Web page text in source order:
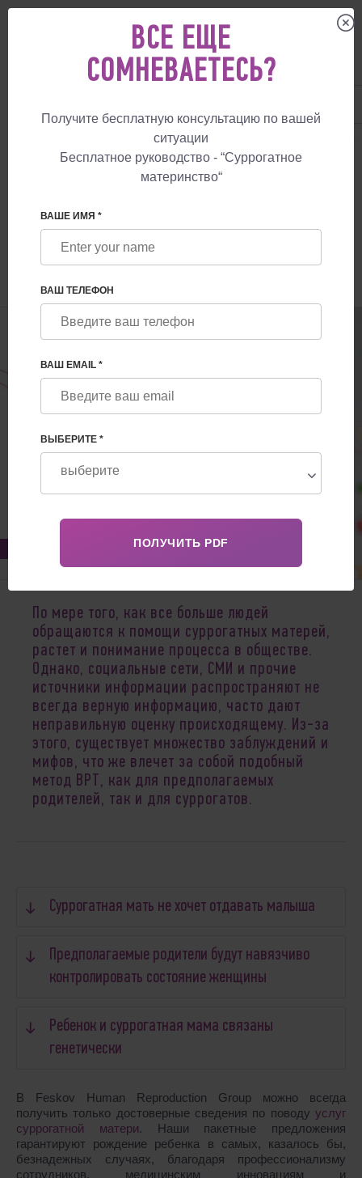
СУРРОГАТНОЕ МАТЕРИНСТВО БЛОГ
ОШИБОЧНЫЕ ПРЕДСТАВЛЕНИЯ СМИ О
СУРРОГАТНОМ МАТЕРИНСТВЕ
По мере того, как все больше людей
обращаются к помощи суррогатных матерей,
растет и понимание процесса в обществе.
Однако, социальные сети, СМИ и прочие
источники информации распространяют не
всегда верную информацию, часто дают
неправильную оценку происходящему. Из-за
этого, существует множество заблуждений и
мифов, что же влечет за собой подобный
метод ВРТ, как для предполагаемых
родителей, так и для суррогатов.
Суррогатная мать не хочет отдавать малыша
Предполагаемые родители будут навязчиво
контролировать состояние женщины
Ребенок и суррогатная мама связаны
генетически
В Feskov Human Reproduction Group можно всегда
получить только достоверные сведения по поводу услуг
суррогатной матери. Наши пакетные предложения
гарантируют рождение ребенка в самых, казалось бы,
безнадежных случаях, благодаря профессионализму
сотрудников, медицинским инновациям и
ВСЕ ЕЩЕ
СОМНЕВАЕТЕСЬ?
Получите бесплатную консультацию по вашей
ситуации
Бесплатное руководство - “Суррогатное
материнство“
ВАШЕ ИМЯ *
ВАШ ТЕЛЕФОН
ВАШ EMAIL *
ВЫБЕРИТЕ *